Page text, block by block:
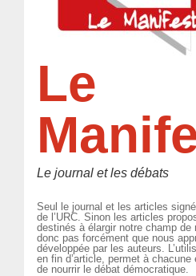
Le
Le journal et les débats
Seul le journal et les articles
de l’URC. Sinon les articles
destinés à élargir notre champ
donc pas forcément que nous
développée par les auteurs.
en fin d’article, permet à chacune
de nourrir le débat démocratique.